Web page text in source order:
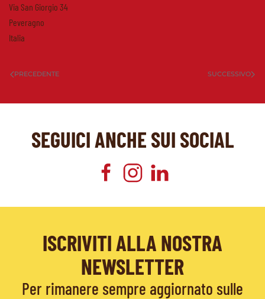
Via San Giorgio 34
Peveragno
Italia
PRECEDENTE SUCCESSIVO
SEGUICI ANCHE SUI SOCIAL
ISCRIVITI ALLA NOSTRA
NEWSLETTER
Per rimanere sempre aggiornato sulle